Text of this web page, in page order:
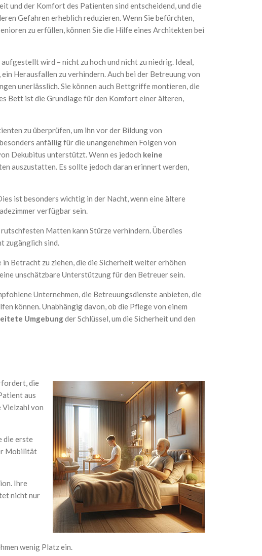
und der Komfort des Patienten sind entscheidend, und die
Gefahren erheblich reduzieren. Wenn Sie befürchten,
zu erfüllen, können Sie die Hilfe eines Architekten bei
aufgestellt wird – nicht zu hoch und nicht zu niedrig. Ideal,
Herausfallen zu verhindern. Auch bei der Betreuung von
unerlässlich. Sie können auch Bettgriffe montieren, die
Bett ist die Grundlage für den Komfort einer älteren,
zu überprüfen, um ihn vor der Bildung von
anfällig für die unangenehmen Folgen von
Dekubitus unterstützt. Wenn es jedoch keine
auszustatten. Es sollte jedoch daran erinnert werden,
ist besonders wichtig in der Nacht, wenn eine ältere
verfügbar sein.
Matten kann Stürze verhindern. Überdies
zugänglich sind.
Betracht zu ziehen, die die Sicherheit weiter erhöhen
unschätzbare Unterstützung für den Betreuer sein.
Unternehmen, die Betreuungsdienste anbieten, die
können. Unabhängig davon, ob die Pflege von einem
Umgebungder Schlüssel, um die Sicherheit und den
die
aus
Vielzahl von
die erste
Mobilität
Ihre
nicht nur
wenig Platz ein.